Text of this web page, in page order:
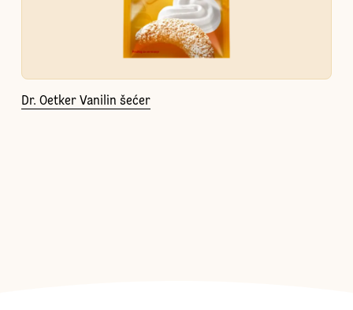
Dr. Oetker Vanilin šećer